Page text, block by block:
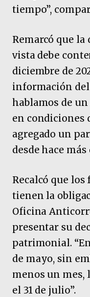
tiempo”,
Remarcó que
vista debe
diciembre de
información del
hablamos de
en condiciones
agregado un
desde hace
Recalcó que
tienen la
Oficina
presentar su
patrimonial.
de mayo, sin
menos un mes,
el 31 de julio”.